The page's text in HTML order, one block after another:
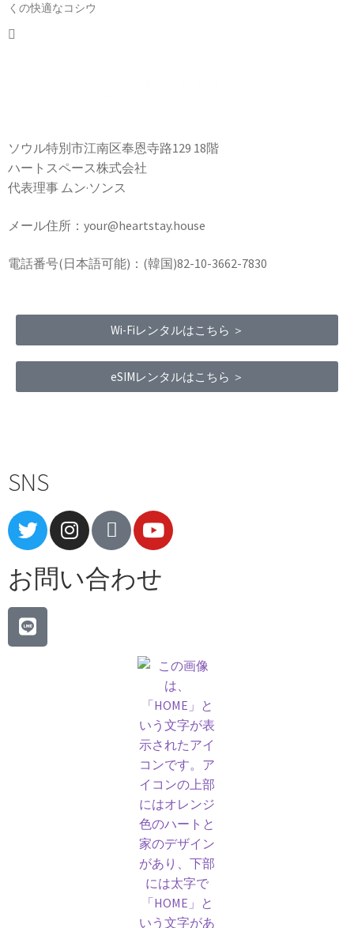
くの快適なコシウ
ソウル特別市江南区奉恩寺路129 18階
ハートスペース株式会社
代表理事 ムン·ソンス
メール住所：your@heartstay.house
電話番号(日本語可能)：(韓国)82-10-3662-7830
Wi-Fiレンタルはこちら ＞
eSIMレンタルはこちら ＞
SNS
お問い合わせ